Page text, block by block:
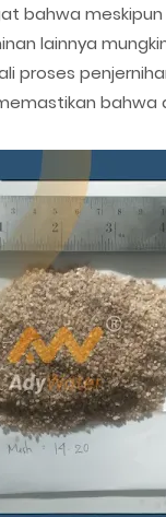
bahwa
lainnya
proses
bahwa